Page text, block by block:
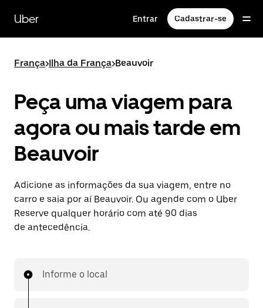
para
conteúdo
Uber Entrar Cadastrar-se
França>Ilha da França>Beauvoir
Peça uma viagem para
agora ou mais tarde em
Beauvoir
Adicione as informações da sua viagem, entre no
carro e saia por aí Beauvoir. Ou agende com o Uber
Reserve qualquer horário com até 90 dias
de antecedência.
Informe o local